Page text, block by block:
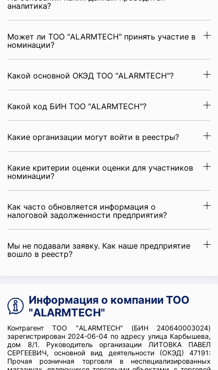
аналитика?
Может ли ТОО "ALARMTECH" принять участие в
номинации?
Какой основной ОКЭД ТОО "ALARMTECH"?
Какой код БИН ТОО "ALARMTECH"?
Какие организации могут войти в реестры?
Какие критерии оценки оценки для участников
номинации?
Как часто обновляется информация о
налоговой задолженности предприятия?
Мы не подавали заявку. Как наше предприятие
вошло в реестр?
Информация о компании ТОО
"ALARMTECH"
Контрагент ТОО "ALARMTECH" (БИН 240640003024)
зарегистрирован 2024-06-04 по адресу улица Карбышева,
дом 8/1. Руководитель организации ЛИТОВКА ПАВЕЛ
СЕРГЕЕВИЧ, основной вид деятельности (ОКЭД) 47191:
Прочая розничная торговля в неспециализированных